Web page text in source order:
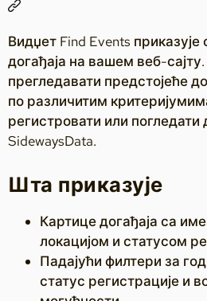
Видџет Find Events
догађаја на вашем веб-
прегледавати предстојеће
по различитим
регистровати или
SidewaysData.
Шта приказује
Картице догађаја са
локацијом и статусом
Падајући филтери за
статус регистрације и